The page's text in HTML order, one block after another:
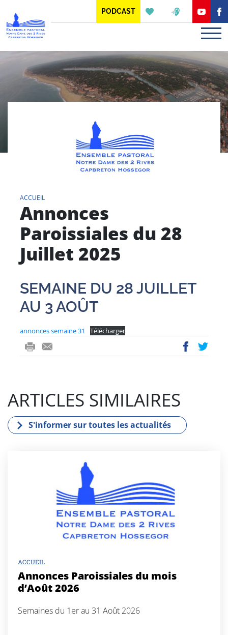
PODCAST
ACCUEIL
Annonces
Paroissiales du 28
Juillet 2025
SEMAINE DU 28 JUILLET
AU 3 AOÛT
annonces semaine 31 Télécharger
ri
-
ac
wi
ARTICLES SIMILAIRES
S'informer sur toutes les actualités
ACCUEIL
Annonces Paroissiales du mois
d’Août 2026
Semaines du 1er au 31 Août 2026
Panneau de gestion des cookies